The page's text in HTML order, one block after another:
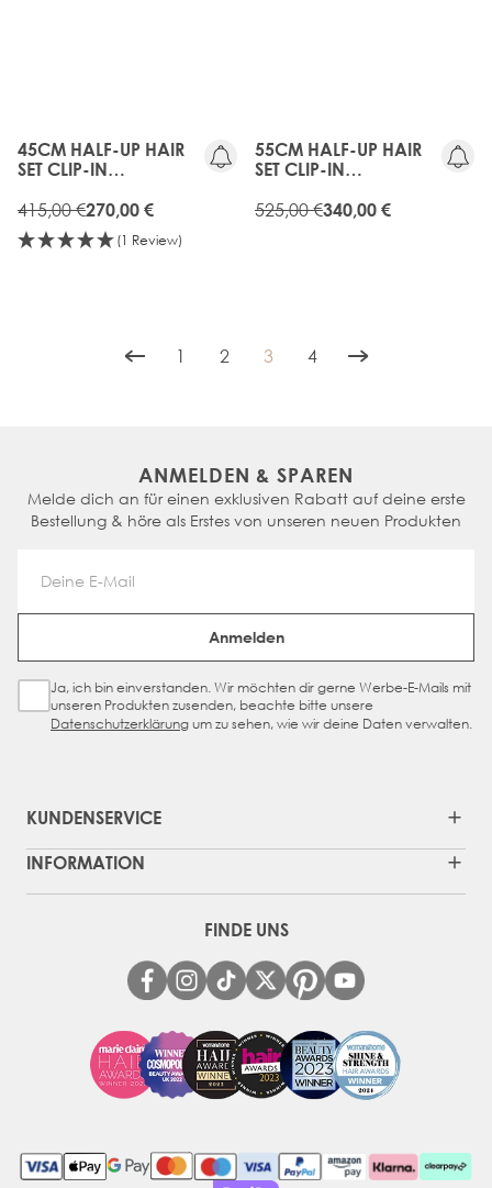
45CM HALF-UP HAIR
SET CLIP-IN
MELROSE
415,00 €270,00 €
(1 Review)
55CM HALF-UP HAIR
SET CLIP-IN
MELROSE
525,00 €340,00 €
Seite
1 Seite
2 You're currently reading page
3 Seite
4
ANMELDEN & SPAREN
Melde dich an für einen exklusiven Rabatt auf deine erste
Bestellung & höre als Erstes von unseren neuen Produkten
Email Address
Anmelden
Sign Up Checkbox
Ja, ich bin einverstanden. Wir möchten dir gerne Werbe-E-Mails mit
unseren Produkten zusenden, beachte bitte unsere
Datenschutzerklärungum zu sehen, wie wir deine Daten verwalten.
KUNDENSERVICE
INFORMATION
FINDE UNS